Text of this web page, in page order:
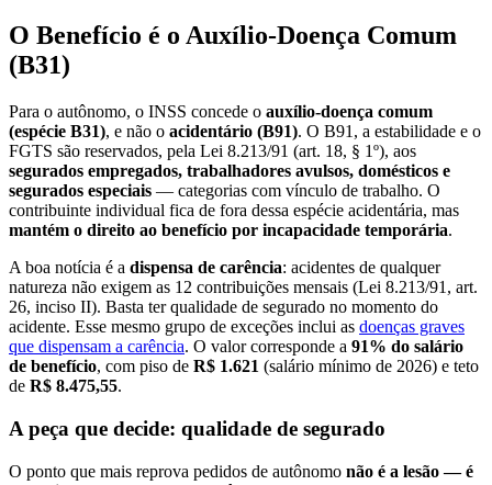
O Benefício é o Auxílio-Doença Comum
(B31)
Para o autônomo, o INSS concede o auxílio-doença comum
(espécie B31), e não o acidentário (B91). O B91, a estabilidade e o
FGTS são reservados, pela Lei 8.213/91 (art. 18, § 1º), aos
segurados empregados, trabalhadores avulsos, domésticos e
segurados especiais — categorias com vínculo de trabalho. O
contribuinte individual fica de fora dessa espécie acidentária, mas
mantém o direito ao benefício por incapacidade temporária.
A boa notícia é a dispensa de carência: acidentes de qualquer
natureza não exigem as 12 contribuições mensais (Lei 8.213/91, art.
26, inciso II). Basta ter qualidade de segurado no momento do
acidente. Esse mesmo grupo de exceções inclui as doenças graves
que dispensam a carência. O valor corresponde a 91% do salário
de benefício, com piso de R$ 1.621 (salário mínimo de 2026) e teto
de R$ 8.475,55.
A peça que decide: qualidade de segurado
O ponto que mais reprova pedidos de autônomo não é a lesão — é